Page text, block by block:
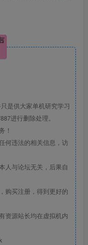
是供大家单机研究学习
进行删除处理。
！
何违法的相关信息，访
人与论坛无关，后果自
购买注册，得到更好的
资源站长均在虚拟机内